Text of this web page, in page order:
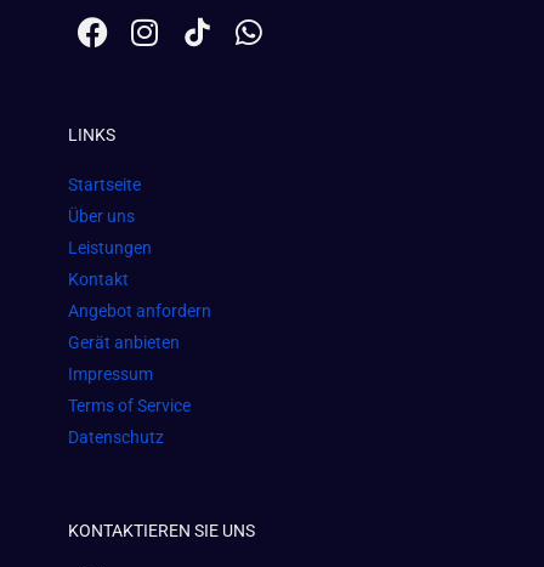
F
a
b
o
o
k
I
n
m
W
h
LINKS
Startseite
Über uns
Leistungen
Kontakt
Angebot anfordern
Gerät anbieten
Impressum
Terms of Service
Datenschutz
KONTAKTIEREN SIE UNS